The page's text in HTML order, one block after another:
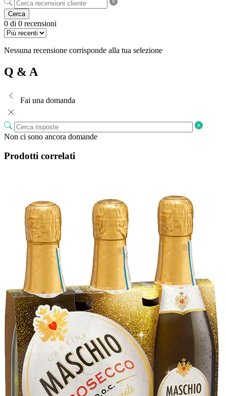
Cerca
0 di 0 recensioni
Nessuna recensione corrisponde alla tua selezione
Q & A
Fai una domanda
Non ci sono ancora domande
Prodotti correlati